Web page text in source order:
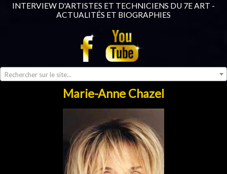
INTERVIEW D'ARTISTES ET TECHNICIENS DU 7E ART -
ACTUALITÉS ET BIOGRAPHIES
Rechercher sur le site...
Marie-Anne Chazel